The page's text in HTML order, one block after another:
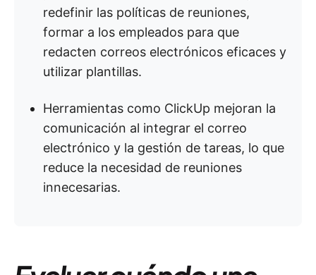
redefinir las políticas de reuniones,
formar a los empleados para que
redacten correos electrónicos eficaces y
utilizar plantillas.
Herramientas como ClickUp mejoran la
comunicación al integrar el correo
electrónico y la gestión de tareas, lo que
reduce la necesidad de reuniones
innecesarias.